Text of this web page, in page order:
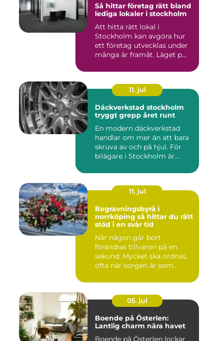
Så hittar företag rätt bland
lediga lokaler i stockholm
Att hitta rätt lokal i
Stockholm kan avgöra hur
ett företag utvecklas under
många år framåt. Läget p...
11. jul
Däckverkstad stockholm
tryggt grepp året runt
En modern däckverkstad
handlar om mer än att bara
skruva av och på hjul. För
bilägare i Stockholm är...
11. jul
Begravningsbyrå i
norrköping så hittar du rätt
stöd i en svår tid
När någon går bort
förändras tillvaron på en
sekund. Mycket ska ordnas,
ofta när sorgen är som
05. jul
Boende på Österlen:
Lantlig charm nära havet
Boende på Österlen lockar